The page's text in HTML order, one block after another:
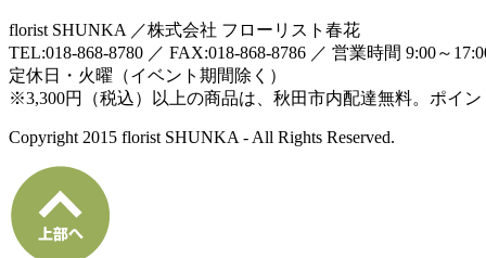
florist SHUNKA ／株式会社 フローリスト春花
TEL:018-868-8780 ／ FAX:018-868-8786 ／ 営業時間 9:00～
定休日・火曜（イベント期間除く）
※3,300円（税込）以上の商品は、秋田市内配達無料。ポイ
Copyright 2015 florist SHUNKA - All Rights Reserved.